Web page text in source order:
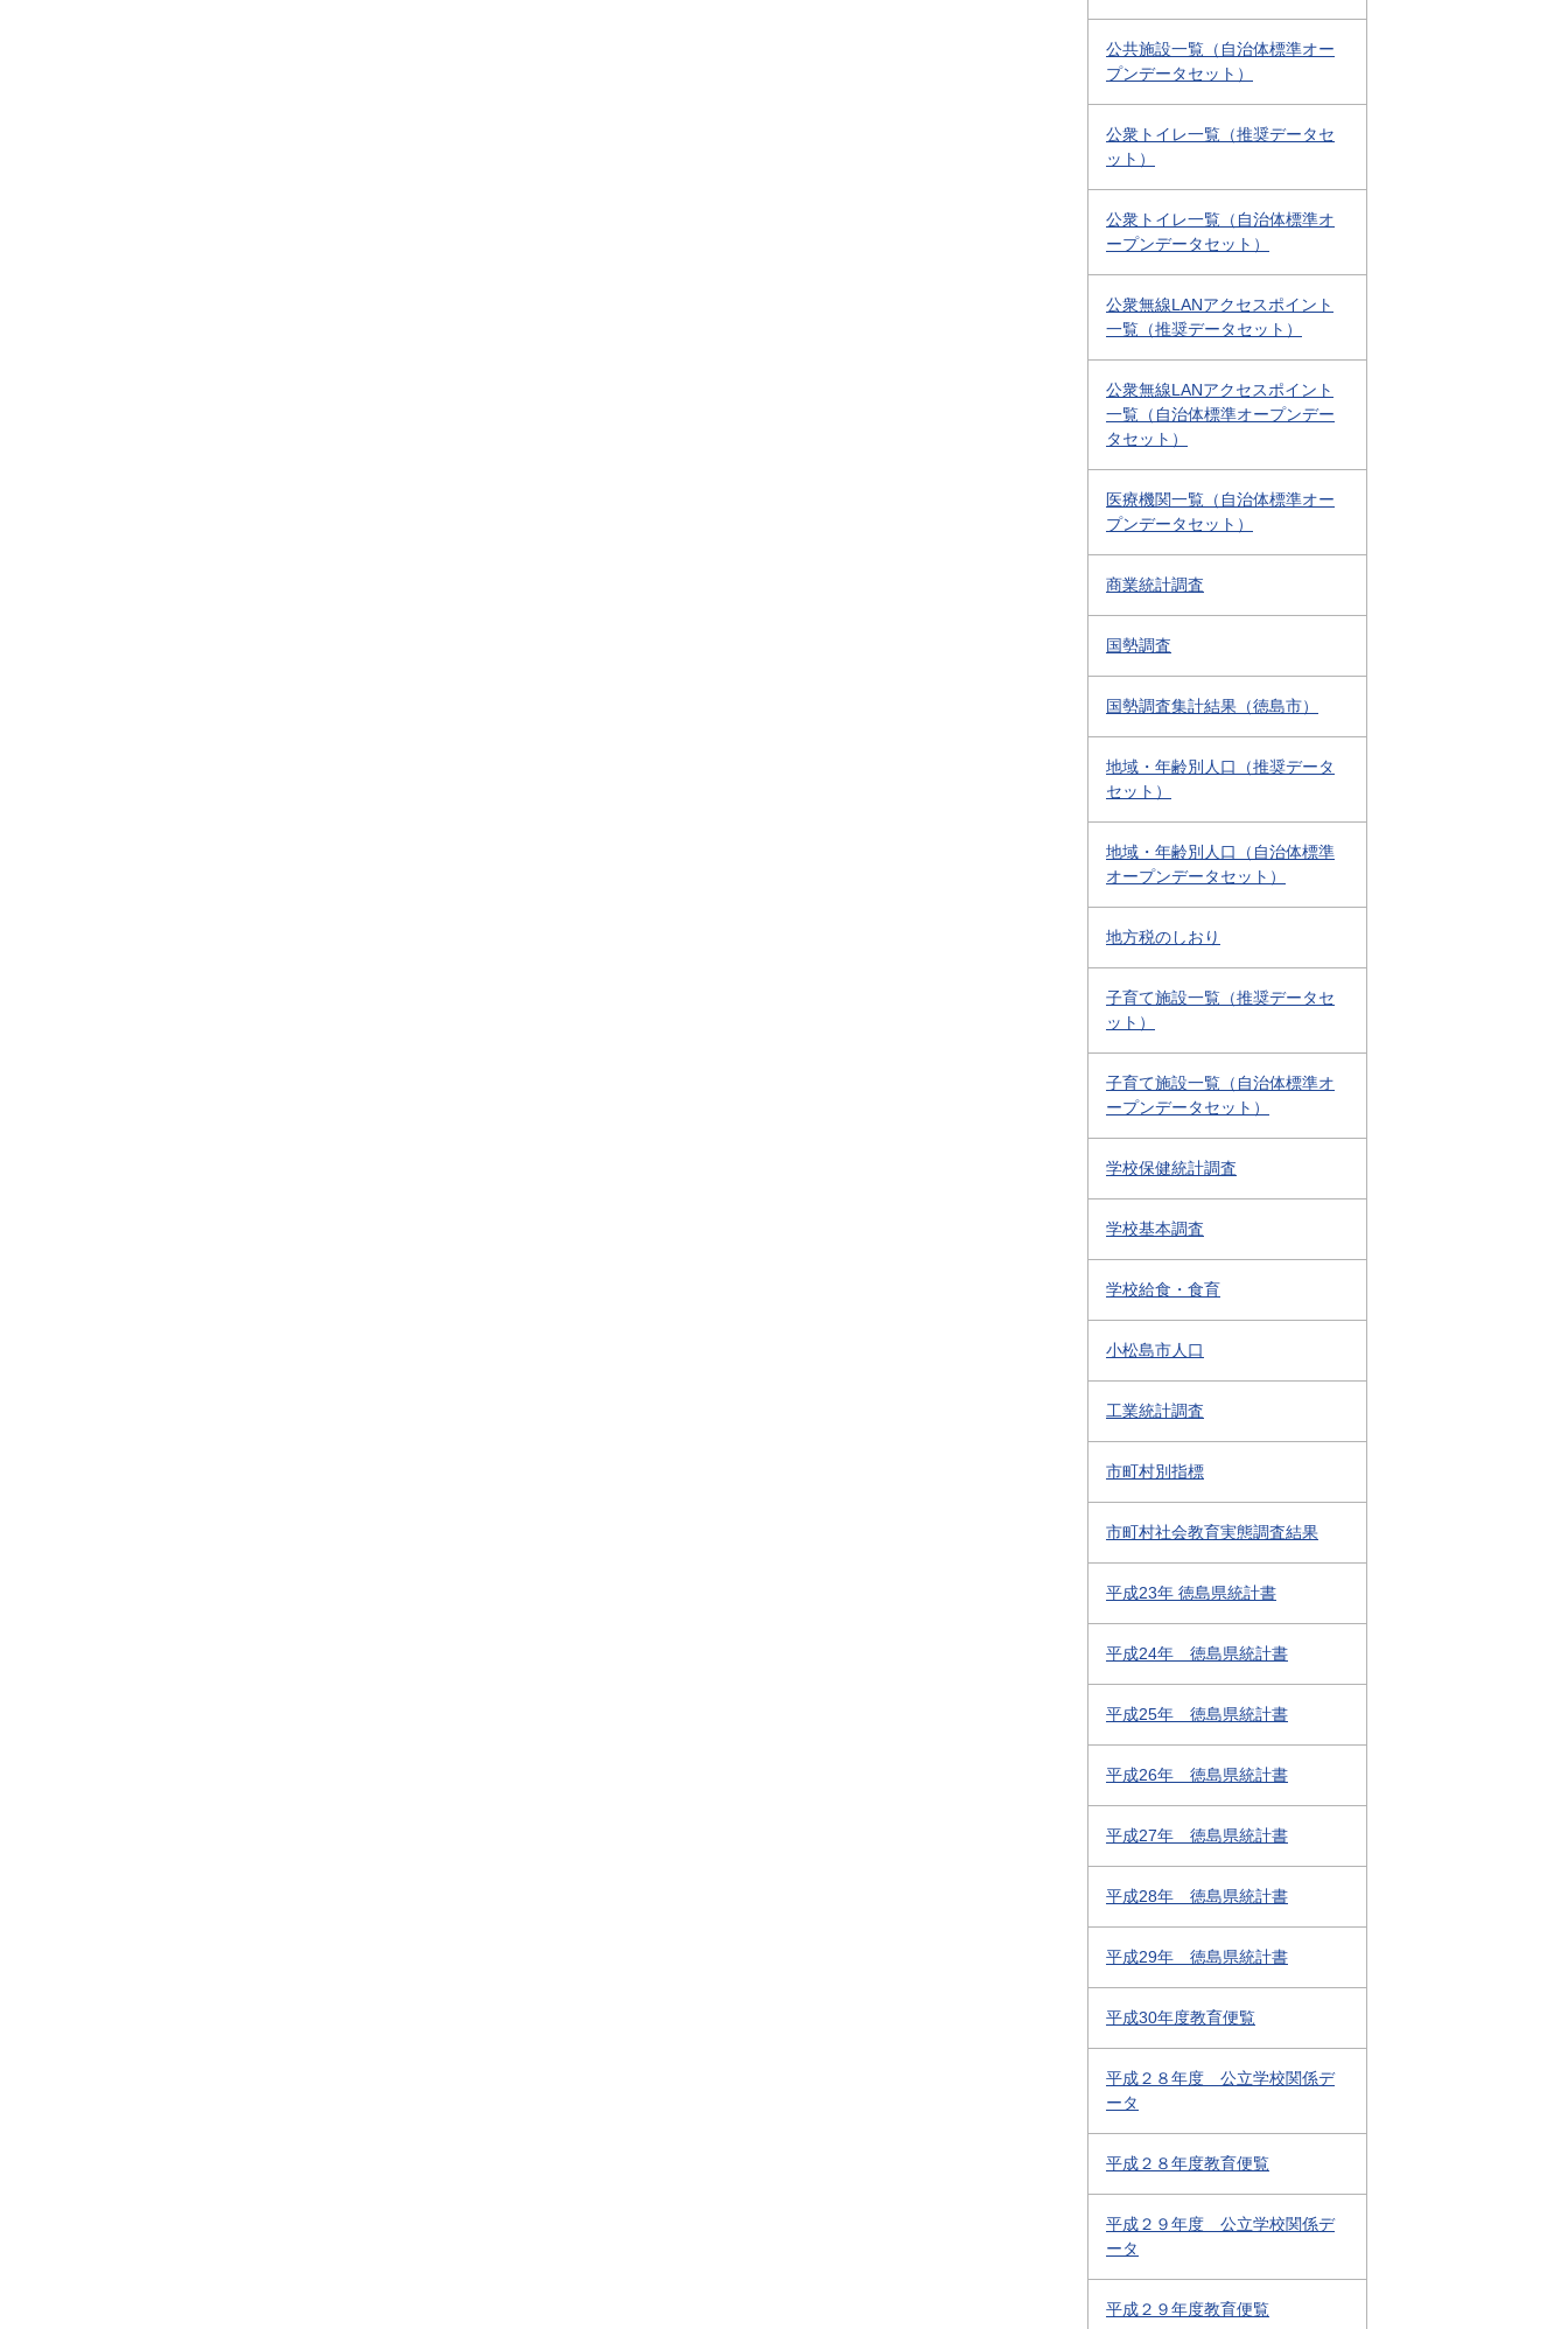
公共施設一覧（自治体標準オー
プンデータセット）
公衆トイレ一覧（推奨データセ
ット）
公衆トイレ一覧（自治体標準オ
ープンデータセット）
公衆無線LANアクセスポイント
一覧（推奨データセット）
公衆無線LANアクセスポイント
一覧（自治体標準オープンデー
タセット）
医療機関一覧（自治体標準オー
プンデータセット）
商業統計調査
国勢調査
国勢調査集計結果（徳島市）
地域・年齢別人口（推奨データ
セット）
地域・年齢別人口（自治体標準
オープンデータセット）
地方税のしおり
子育て施設一覧（推奨データセ
ット）
子育て施設一覧（自治体標準オ
ープンデータセット）
学校保健統計調査
学校基本調査
学校給食・食育
小松島市人口
工業統計調査
市町村別指標
市町村社会教育実態調査結果
平成23年 徳島県統計書
平成24年 徳島県統計書
平成25年 徳島県統計書
平成26年 徳島県統計書
平成27年 徳島県統計書
平成28年 徳島県統計書
平成29年 徳島県統計書
平成30年度教育便覧
平成２８年度 公立学校関係デ
ータ
平成２８年度教育便覧
平成２９年度 公立学校関係デ
ータ
平成２９年度教育便覧